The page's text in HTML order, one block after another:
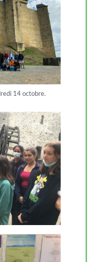
14 octobre.